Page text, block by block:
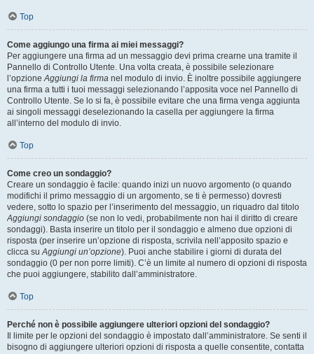
Top
Come aggiungo una firma ai miei messaggi?
Per aggiungere una firma ad un messaggio devi prima crearne una tramite il
Pannello di Controllo Utente. Una volta creata, è possibile selezionare
l’opzioneAggiungi la firma nel modulo di invio. È inoltre possibile aggiungere
una firma a tutti i tuoi messaggi selezionando l’apposita voce nel Pannello di
Controllo Utente. Se lo si fa, è possibile evitare che una firma venga aggiunta
ai singoli messaggi deselezionando la casella per aggiungere la firma
all’interno del modulo di invio.
Top
Come creo un sondaggio?
Creare un sondaggio è facile: quando inizi un nuovo argomento (o quando
modifichi il primo messaggio di un argomento, se ti è permesso) dovresti
vedere, sotto lo spazio per l’inserimento del messaggio, un riquadro dal titolo
Aggiungi sondaggio (se non lo vedi, probabilmente non hai il diritto di creare
sondaggi). Basta inserire un titolo per il sondaggio e almeno due opzioni di
risposta (per inserire un’opzione di risposta, scrivila nell’apposito spazio e
clicca suAggiungi un’opzione). Puoi anche stabilire i giorni di durata del
sondaggio (0 per non porre limiti). C’è un limite al numero di opzioni di risposta
che puoi aggiungere, stabilito dall’amministratore.
Top
Perché non è possibile aggiungere ulteriori opzioni del sondaggio?
Il limite per le opzioni del sondaggio è impostato dall’amministratore. Se senti il
bisogno di aggiungere ulteriori opzioni di risposta a quelle consentite, contatta